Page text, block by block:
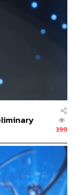
399